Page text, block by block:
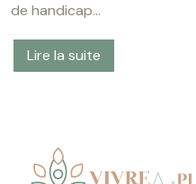
de handicap…
Lire la suite